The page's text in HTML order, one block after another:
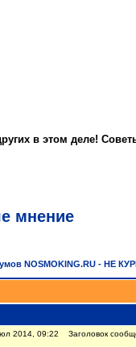
в этом деле!
мнение
NOSMOKING.RU - НЕ
2014, 09:22 Заголовок